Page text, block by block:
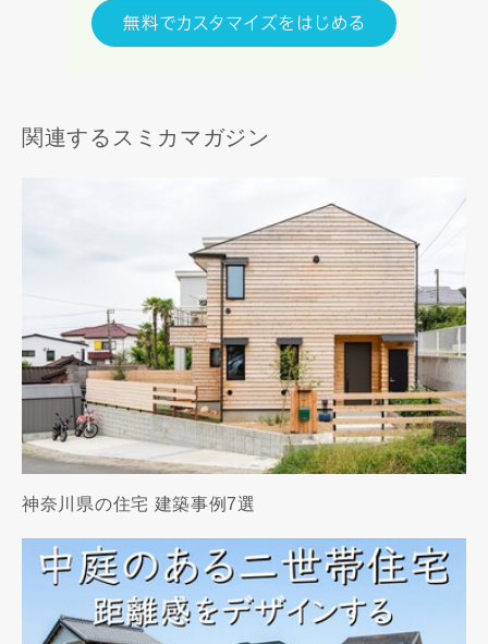
関連するスミカマガジン
神奈川県の住宅 建築事例7選